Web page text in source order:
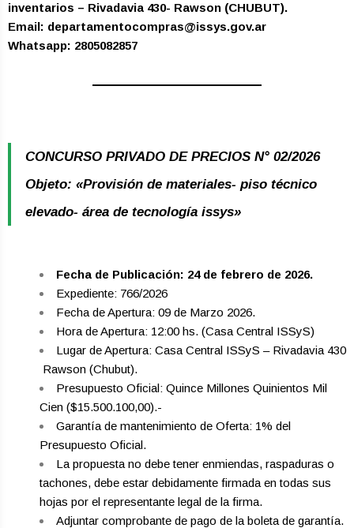
inventarios – Rivadavia 430- Rawson (CHUBUT).
Email: departamentocompras@issys.gov.ar
Whatsapp: 2805082857
CONCURSO PRIVADO DE PRECIOS N° 02/2026
Objeto: «Provisión de materiales- piso técnico
elevado- área de tecnología issys»
Fecha de Publicación: 24 de febrero de 2026.
Expediente: 766/2026
Fecha de Apertura: 09 de Marzo 2026.
Hora de Apertura: 12:00 hs. (Casa Central ISSyS)
Lugar de Apertura: Casa Central ISSyS – Rivadavia 430
­ Rawson (Chubut).
Presupuesto Oficial: Quince Millones Quinientos Mil
Cien ($15.500.100,00).-
Garantía de mantenimiento de Oferta: 1% del
Presupuesto Oficial.
La propuesta no debe tener enmiendas, raspaduras o
tachones, debe estar debidamente firmada en todas sus
hojas por el representante legal de la firma.
Adjuntar comprobante de pago de la boleta de garantía.